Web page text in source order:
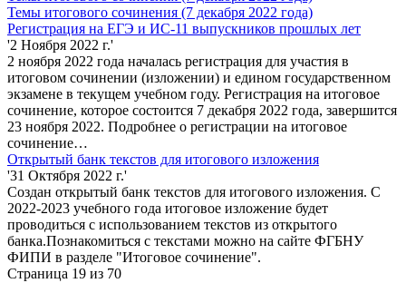
Темы итогового сочинения (7 декабря 2022 года)
Регистрация на ЕГЭ и ИС-11 выпускников прошлых лет
'2 Ноября 2022 г.'
2 ноября 2022 года началась регистрация для участия в
итоговом сочинении (изложении) и едином государственном
экзамене в текущем учебном году. Регистрация на итоговое
сочинение, которое состоится 7 декабря 2022 года, завершится
23 ноября 2022. Подробнее о регистрации на итоговое
сочинение…
Открытый банк текстов для итогового изложения
'31 Октября 2022 г.'
Создан открытый банк текстов для итогового изложения. С
2022-2023 учебного года итоговое изложение будет
проводиться с использованием текстов из открытого
банка.Познакомиться с текстами можно на сайте ФГБНУ
ФИПИ в разделе "Итоговое сочинение".
Страница 19 из 70